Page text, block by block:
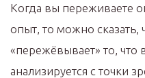
Когда вы переживаете
опыт, то можно сказать,
«пережёвывает» то, что
анализируется с точки